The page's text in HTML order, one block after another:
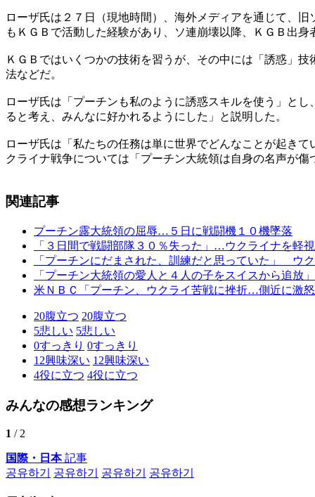
ローザ氏は２７日（現地時間）、海外メディアを通じて、
もＫＧＢで活動した経験があり、ソ連崩壊以降、ＫＧＢ出
ＫＧＢではいくつかの技術を習うが、その中には「誘惑」
法などだ。
ローザ氏は「プーチンも私のように誘惑スキルを使う」と
ると考え、みんなに好かれるようにした」と説明した。
ローザ氏は「私たちの任務は単に世界でどんなことが起き
クライナ戦争については「プーチン大統領は自身の名声が
関連記事
プーチン露大統領の屈辱…５日に戦闘機１０機墜落
「３日間で戦闘部隊３０％失った」…ウクライナを軽
「プーチンにだまされた、訓練だと思っていた」 ウ
「プーチン大統領の愛人と４人の子をスイスから追放
米ＮＢＣ「プーチン、ウクライ苦戦に挫折…側近に激
20腹立つ 20腹立つ
5悲しい 5悲しい
0すっきり 0すっきり
12興味深い 12興味深い
4役に立つ 4役に立つ
みんなの感想ランキング
1 / 2
国際・日本記事
공유하기
공유하기 공유하기 공유하기